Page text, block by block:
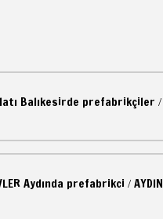
Balıkesirde prefabrikçiler /
Aydında prefabrikci /AYDIN